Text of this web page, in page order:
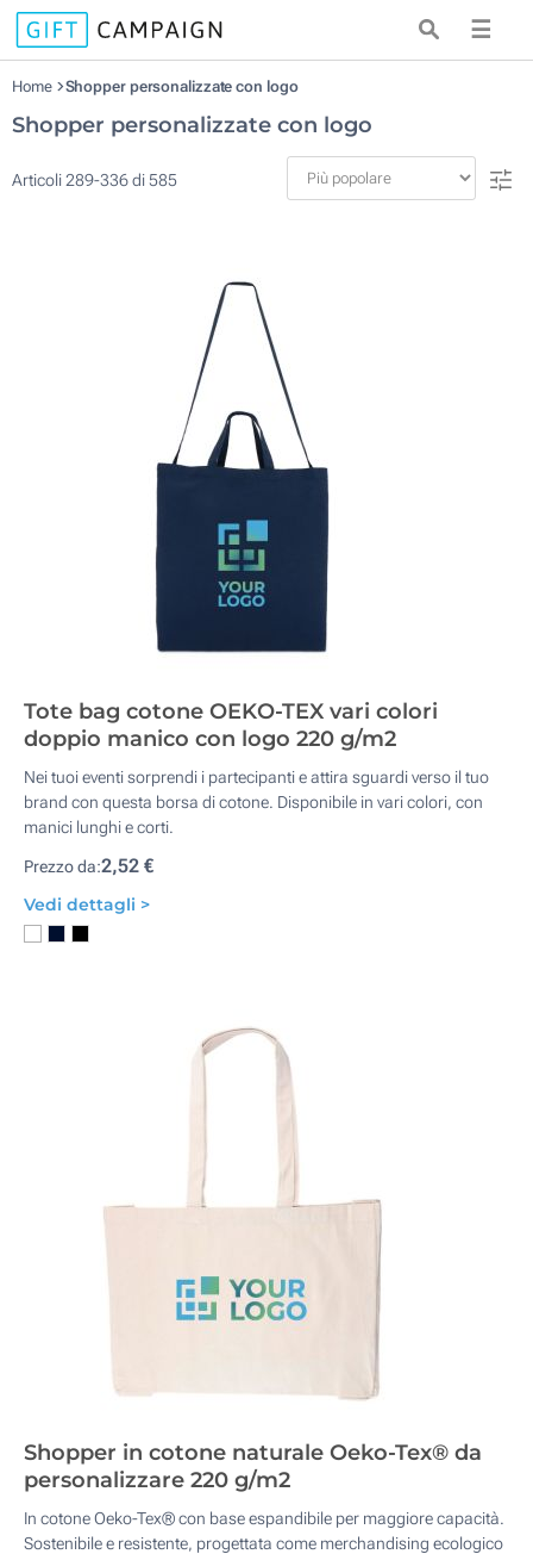
☰
Home Shopper personalizzate con logo
Shopper personalizzate con logo
Articoli289-336di585
Tote bag cotone OEKO-TEX vari colori
doppio manico con logo 220 g/m2
Nei tuoi eventi sorprendi i partecipanti e attira sguardi verso il tuo
brand con questa borsa di cotone. Disponibile in vari colori, con
manici lunghi e corti.
Prezzo da:2,52 €
Vedi dettagli >
Shopper in cotone naturale Oeko-Tex® da
personalizzare 220 g/m2
In cotone Oeko-Tex® con base espandibile per maggiore capacità.
Sostenibile e resistente, progettata come merchandising ecologico